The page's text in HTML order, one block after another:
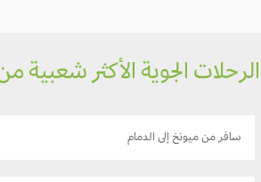
الرحلات الجوية الأكثر شعبية
سافر من ميونخ إلى الدمام